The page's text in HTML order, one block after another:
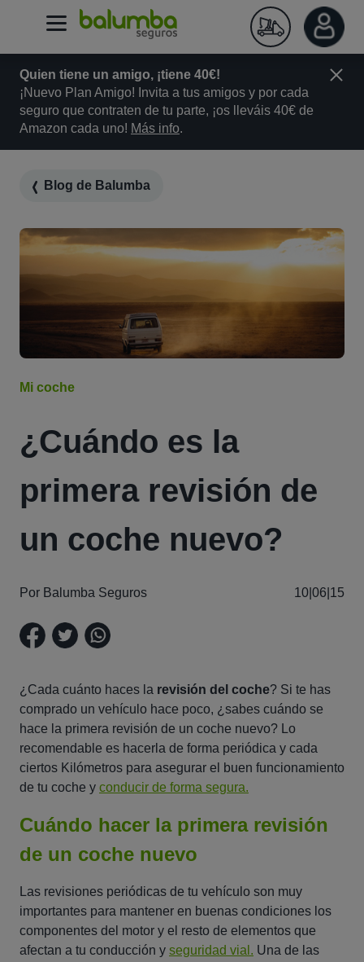
Quien tiene un amigo, ¡tiene 40€!
¡Nuevo Plan Amigo! Invita a tus amigos y por cada
seguro que contraten de tu parte, ¡os lleváis 40€ de
Amazon cada uno! Más info.
Blog de Balumba
Mi coche
¿Cuándo es la
primera revisión de
un coche nuevo?
Por Balumba Seguros 10|06|15
¿Cada cuánto haces la revisión del coche? Si te has
comprado un vehículo hace poco, ¿sabes cuándo se
hace la primera revisión de un coche nuevo? Lo
recomendable es hacerla de forma periódica y cada
ciertos Kilómetros para asegurar el buen funcionamiento
de tu coche y conducir de forma segura.
Cuándo hacer la primera revisión
de un coche nuevo
Las revisiones periódicas de tu vehículo son muy
importantes para mantener en buenas condiciones los
componentes del motor y el resto de elementos que
afectan a tu conducción y seguridad vial. Una de las